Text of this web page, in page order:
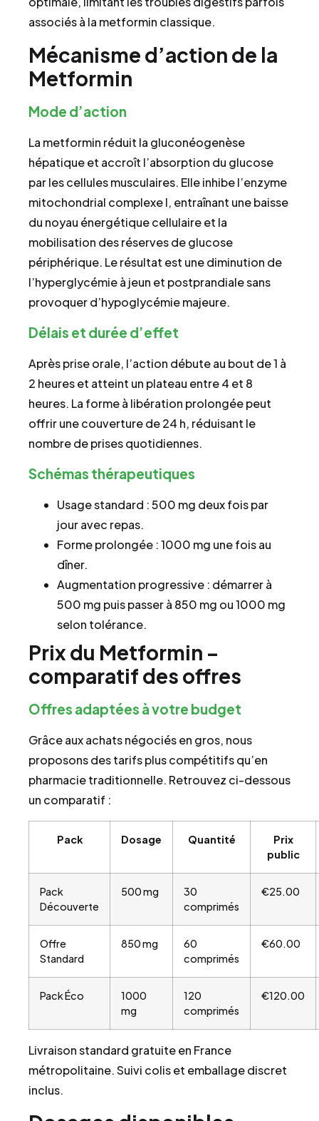
associés à la metformin classique.
Mécanisme d’action de la
Metformin
Mode d’action
La metformin réduit la gluconéogenèse
hépatique et accroît l’absorption du glucose
par les cellules musculaires. Elle inhibe l’enzyme
mitochondrial complexe I, entraînant une baisse
du noyau énergétique cellulaire et la
mobilisation des réserves de glucose
périphérique. Le résultat est une diminution de
l’hyperglycémie à jeun et postprandiale sans
provoquer d’hypoglycémie majeure.
Délais et durée d’effet
Après prise orale, l’action débute au bout de 1 à
2 heures et atteint un plateau entre 4 et 8
heures. La forme à libération prolongée peut
offrir une couverture de 24 h, réduisant le
nombre de prises quotidiennes.
Schémas thérapeutiques
Usage standard : 500 mg deux fois par
jour avec repas.
Forme prolongée : 1000 mg une fois au
dîner.
Augmentation progressive : démarrer à
500 mg puis passer à 850 mg ou 1000 mg
selon tolérance.
Prix du Metformin –
comparatif des offres
Offres adaptées à votre budget
Grâce aux achats négociés en gros, nous
proposons des tarifs plus compétitifs qu’en
pharmacie traditionnelle. Retrouvez ci-dessous
un comparatif :
Pack Dosage Quantité
Prix
public
Pack
Découverte
500 mg
30
comprimés
€25.00
Offre
Standard
850 mg
60
comprimés
€60.00
Pack Éco
1000
mg
120
comprimés
€120.00
Livraison standard gratuite en France
métropolitaine. Suivi colis et emballage discret
inclus.